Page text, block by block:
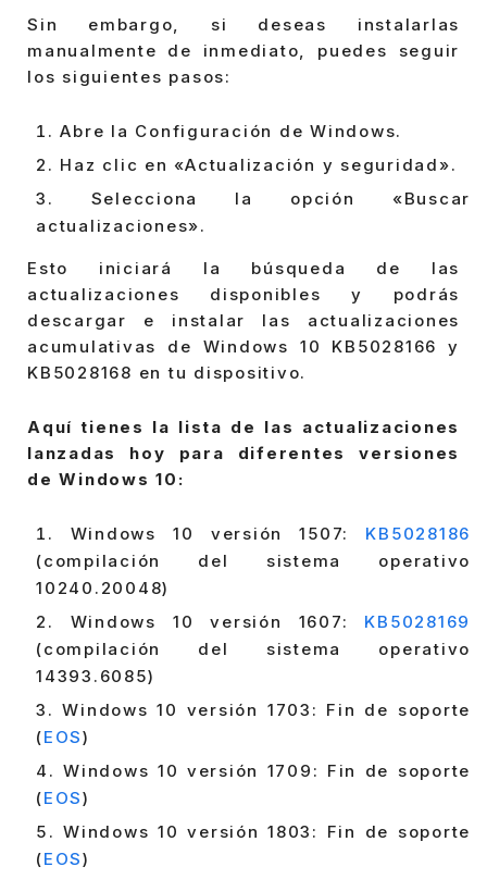
Sin embargo, si deseas instalarlas
manualmente de inmediato, puedes seguir
los siguientes pasos:
Abre la Configuración de Windows.
Haz clic en «Actualización y seguridad».
Selecciona la opción «Buscar
actualizaciones».
Esto iniciará la búsqueda de las
actualizaciones disponibles y podrás
descargar e instalar las actualizaciones
acumulativas de Windows 10 KB5028166 y
KB5028168 en tu dispositivo.
Aquí tienes la lista de las actualizaciones
lanzadas hoy para diferentes versiones
de Windows 10:
Windows 10 versión 1507: KB5028186
(compilación del sistema operativo
10240.20048)
Windows 10 versión 1607: KB5028169
(compilación del sistema operativo
14393.6085)
Windows 10 versión 1703: Fin de soporte
(EOS)
Windows 10 versión 1709: Fin de soporte
(EOS)
Windows 10 versión 1803: Fin de soporte
(EOS)